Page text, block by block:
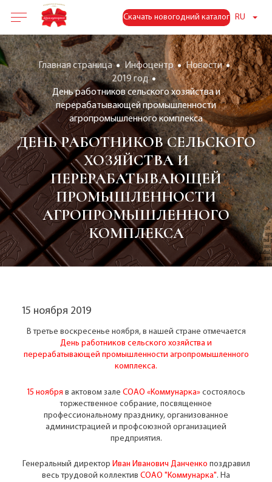
Скачать новогодний каталог RU
Главная страница Инфоцентр
Новости
2019 год
День работников сельского хозяйства и
перерабатывающей промышленности
агропромышленного комплекса
ДЕНЬ РАБОТНИКОВ СЕЛЬСКОГО
ХОЗЯЙСТВА И
ПЕРЕРАБАТЫВАЮЩЕЙ
ПРОМЫШЛЕННОСТИ
АГРОПРОМЫШЛЕННОГО
КОМПЛЕКСА
15 ноября 2019
В третье воскресенье ноября, в нашей стране отмечается
День работников сельского хозяйства и
перерабатывающей промышленности агропромышленного
комплекса.
15 ноября в актовом зале СОАО «Коммунарка»состоялось
торжественное собрание, посвященное
профессиональному празднику, организованное
администрацией и профсоюзной организацией
предприятия.
Генеральный директор Иван Иванович Данченко поздравил
весь трудовой коллектив СОАО "Коммунарка". На